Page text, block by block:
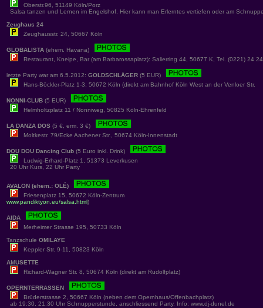
Oberstr.96, 51149 Köln/Porz
Salsa tanzen und Lernen im Engelshof. Hier kann man Erlerntes vertiefen oder am
Zeughaus 24
Zeughausstr. 24, 50667 Köln
GLOBALISTA (ehem. Havana)
Restaurant, Kneipe, Bar (am Barbarossaplatz): Salierring 44, 50677 K, Tel. (0221) 24
letzte Party war am 6.5.2012: GOLDSCHLÄGER (5 EUR)
Hans-Böckler-Platz 1-3, 50672 Köln (direkt am Bahnhof Köln West an der Venloer Str.
NONNI-CLUB (5 EUR)
Helmholtzplatz 11 / Nonniweg, 50825 Köln-Ehrenfeld
LA DANZA DOS (5 €, erm. 3 €)
Moltkestr. 79/Ecke Aachener Str., 50674 Köln-Innenstadt
DOU DOU Dancing Club (5 Euro inkl. Drink)
Ludwig-Erhard-Platz 1, 51373 Leverkusen
20 Uhr Kurs, 22 Uhr Party
AVALON (ehem.: OLÉ)
Friesenplatz 15, 50672 Köln-Zentrum
www.pandiktyon.eu/salsa.html)
AIDA
Merheimer Strasse 195, 50733 Köln
Tanzschule OMILAYE
Keppler Str. 9-11, 50823 Köln
AMUSETTE
Richard-Wagner Str. 8, 50674 Köln (direkt am Rudolfplatz)
OPERNTERRASSEN
Brüderstrasse 2, 50667 Köln (neben dem Opernhaus/Offenbachplatz)
ab 19:30, 21:30 Uhr Schnupperstunde, anschliessend Party. Info: www.dj-dunel.de